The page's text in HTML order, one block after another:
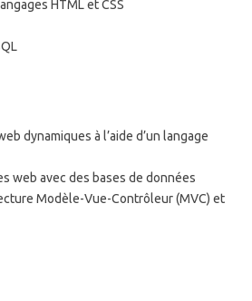
HTML et CSS
dynamiques à l’aide d’un langage
web avec des bases de données
Modèle-Vue-Contrôleur (MVC) et